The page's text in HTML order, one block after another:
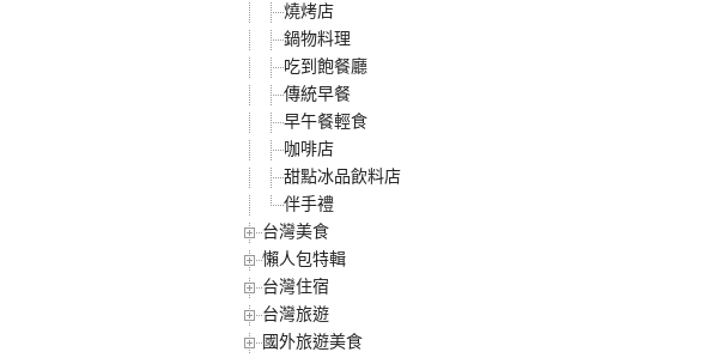
燒烤店
鍋物料理
吃到飽餐廳
傳統早餐
早午餐輕食
咖啡店
甜點冰品飲料店
伴手禮
台灣美食
懶人包特輯
台灣住宿
台灣旅遊
國外旅遊美食